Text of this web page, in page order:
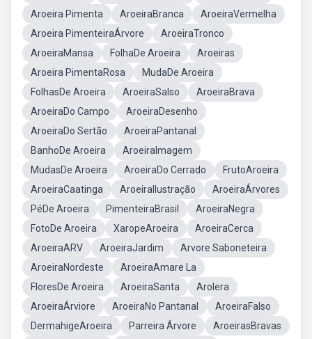
Aroeira Pimenta AroeiraBranca
AroeiraVermelha
Aroeira PimenteiraÁrvore
AroeiraTronco
AroeiraMansa
FolhaDe Aroeira
Aroeiras
Aroeira PimentaRosa
MudaDe Aroeira
FolhasDe Aroeira
AroeiraSalso
AroeiraBrava
AroeiraDo Campo
AroeiraDesenho
AroeiraDo Sertão
AroeiraPantanal
BanhoDe Aroeira
AroeiraImagem
MudasDe Aroeira
AroeiraDo Cerrado
FrutoAroeira
AroeiraCaatinga
AroeiraIlustração
AroeiraÁrvores
PéDe Aroeira
PimenteiraBrasil
AroeiraNegra
FotoDe Aroeira
XaropeAroeira
AroeiraCerca
AroeiraARV
AroeiraJardim
Arvore Saboneteira
AroeiraNordeste
AroeiraAmare La
FloresDe Aroeira
AroeiraSanta
Arolera
AroeiraÁrviore
AroeiraNo Pantanal
AroeiraFalso
DermahigeAroeira
Parreira Árvore
AroeirasBravas